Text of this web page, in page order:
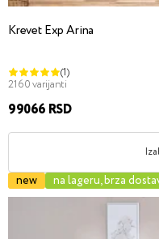
Krevet Exp Arina
(1)
2160 varijanti
99066 RSD
new na lageru, brza